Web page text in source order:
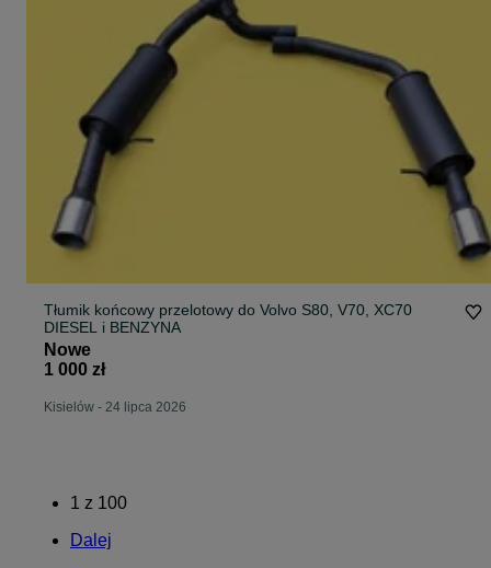
Tłumik końcowy przelotowy do Volvo S80, V70, XC70
DIESEL i BENZYNA
Nowe
1 000 zł
Kisielów - 24 lipca 2026
1 z 100
Dalej